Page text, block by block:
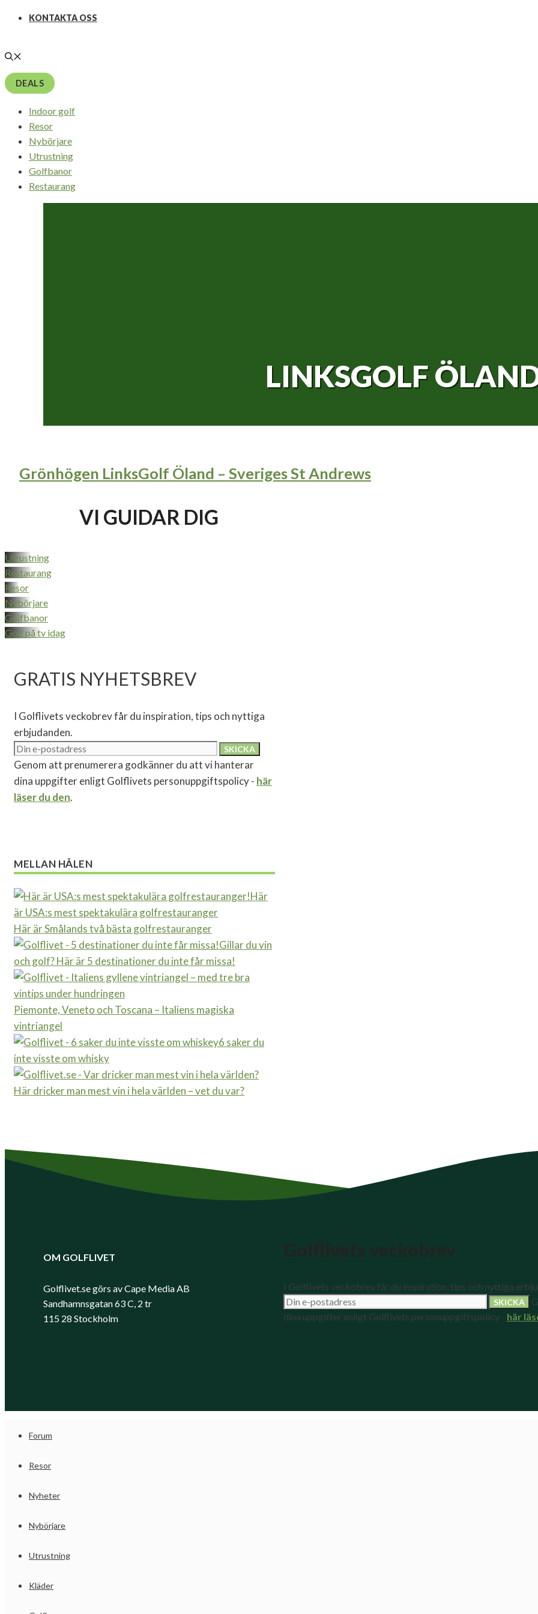
KONTAKTA OSS
DEALS
Indoor golf
Resor
Nybörjare
Utrustning
Golfbanor
Restaurang
LINKSGOLF
Grönhögen LinksGolf Öland – Sveriges St Andrews
VI GUIDAR DIG
Utrustning
Restaurang
Resor
Nybörjare
Golfbanor
Golf på tv idag
GRATIS NYHETSBREV
I Golflivets veckobrev får du inspiration, tips och nyttiga
erbjudanden.
Genom att prenumerera godkänner du att vi hanterar
dina uppgifter enligt Golflivets personuppgiftspolicy - här
läser du den.
MELLAN HÅLEN
Här
är USA:s mest spektakulära golfrestauranger
Här är Smålands två bästa golfrestauranger
Gillar du vin
och golf? Här är 5 destinationer du inte får missa!
Piemonte, Veneto och Toscana – Italiens magiska
vintriangel
6 saker du
inte visste om whisky
Här dricker man mest vin i hela världen – vet du var?
OM GOLFLIVET
Golflivet.se görs av Cape Media AB
Sandhamnsgatan 63 C, 2 tr
115 28 Stockholm
I Golflivets veckobrev får du inspiration, tips och nyttiga
dina uppgifter enligt Golflivets personuppgiftspolicy - här
Forum
Resor
Nyheter
Nybörjare
Utrustning
Kläder